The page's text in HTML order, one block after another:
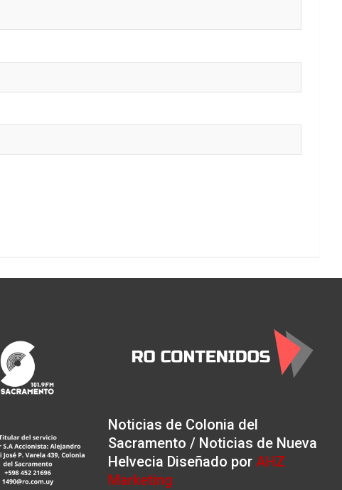
Noticias de Colonia del
Sacramento / Noticias de Nueva
Helvecia Diseñado por AHZ
Marketing